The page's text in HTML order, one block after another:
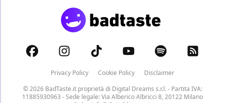
Privacy Policy Cookie Policy
Disclaimer
© 2026 BadTaste.it proprietà di Digital Dreams s.r.l.- Partita IVA:
11885930963 - Sede legale: Via Alberico Albricci 8, 20122 Milano